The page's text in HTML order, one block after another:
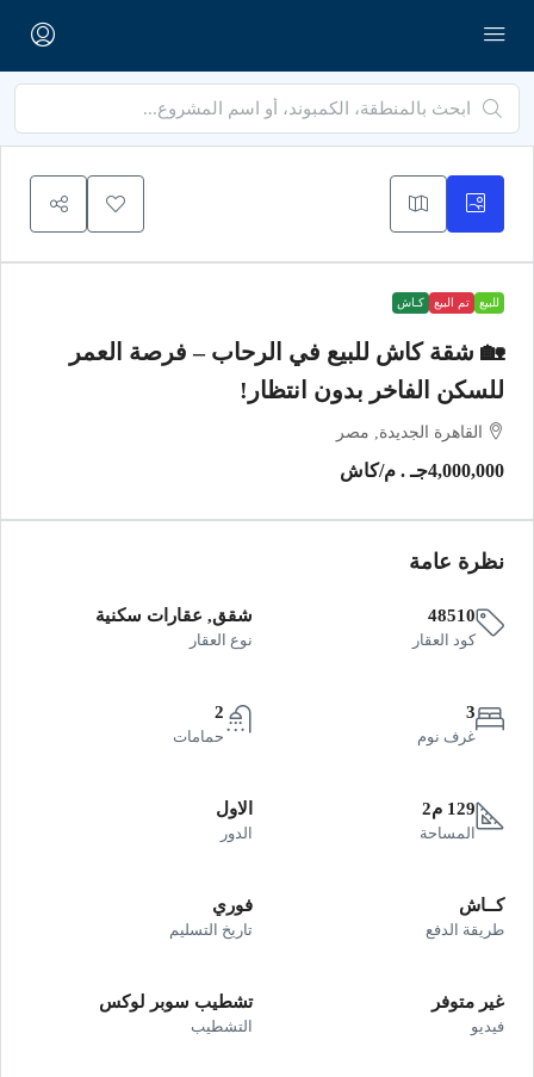
للبيع تم البيع كـاش
🏡 شقة كاش للبيع في الرحاب – فرصة العمر
للسكن الفاخر بدون انتظار!
القاهرة الجديدة, مصر
4,000,000جـ . م /كاش
نظرة عامة
48510
كود العقار
شقق, عقارات سكنية
نوع العقار
3
غرف نوم
2
حمامات
129 م2
المساحة
الاول
الدور
كــاش
طريقة الدفع
فوري
تاريخ التسليم
غير متوفر
فيديو
تشطيب سوبر لوكس
التشطيب